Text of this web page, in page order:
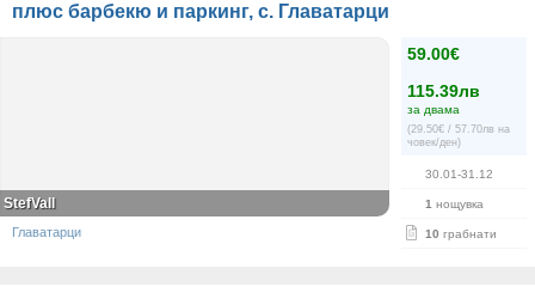
плюс барбекю и паркинг, с. Главатарци
59.00€
115.39лв
за двама
(29.50€ / 57.70лв на
човек/ден)
30.01-31.12
1 нощувка
10 грабнати
StefVall
Главатарци